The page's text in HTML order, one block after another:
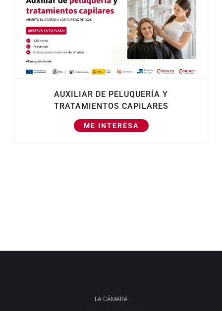
AUXILIAR DE PELUQUERÍA Y
TRATAMIENTOS CAPILARES
ME INTERESA
LA CÁMARA